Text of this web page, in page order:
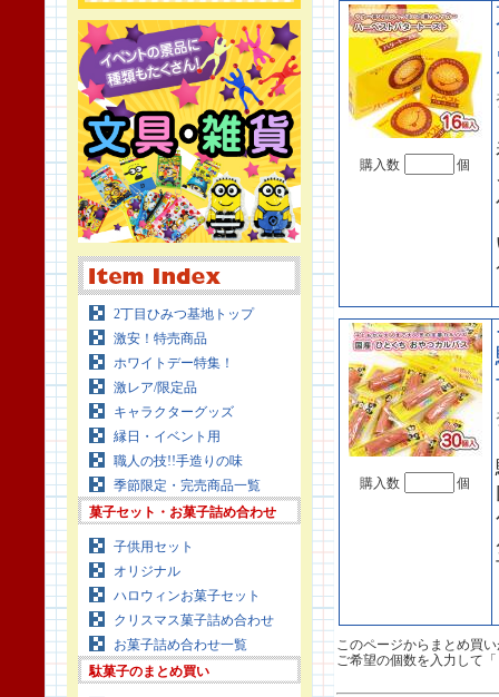
2丁目ひみつ基地トップ
激安！特売商品
ホワイトデー特集！
激レア/限定品
キャラクターグッズ
縁日・イベント用
職人の技!!手造りの味
季節限定・完売商品一覧
菓子セット・お菓子詰め合わせ
子供用セット
オリジナル
ハロウィンお菓子セット
クリスマス菓子詰め合わせ
お菓子詰め合わせ一覧
駄菓子のまとめ買い
購入数 個
購入数 個
このページからまとめ買
ご希望の個数を入力して